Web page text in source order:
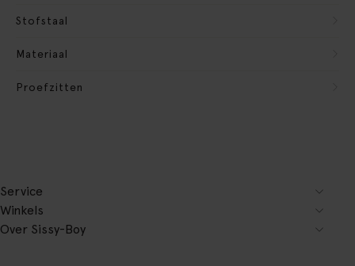
Stofstaal
Materiaal
Proefzitten
Service
Winkels
Over Sissy-Boy